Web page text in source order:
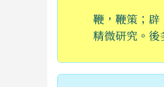
鞭，鞭策；辟
精微研究。後